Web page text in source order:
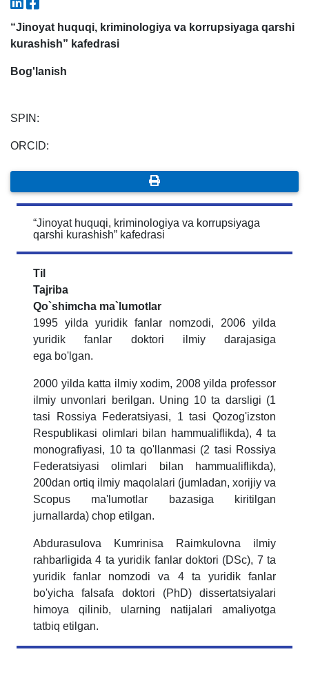
“Jinoyat huquqi, kriminologiya va korrupsiyaga qarshi
kurashish” kafedrasi
Bog'lanish
SPIN:
ORCID:
“Jinoyat huquqi, kriminologiya va korrupsiyaga
qarshi kurashish” kafedrasi
Til
Tajriba
Qo`shimcha ma`lumotlar
1995 yilda yuridik fanlar nomzodi, 2006 yilda
yuridik fanlar doktori ilmiy darajasiga
ega bo'lgan.
2000 yilda katta ilmiy xodim, 2008 yilda professor
ilmiy unvonlari berilgan. Uning 10 ta darsligi (1
tasi Rossiya Federatsiyasi, 1 tasi Qozog'izston
Respublikasi olimlari bilan hammualiflikda), 4 ta
monografiyasi, 10 ta qo'llanmasi (2 tasi Rossiya
Federatsiyasi olimlari bilan hammualiflikda),
200dan ortiq ilmiy maqolalari (jumladan, xorijiy va
Scopus ma'lumotlar bazasiga kiritilgan
jurnallarda) chop etilgan.
Abdurasulova Kumrinisa Raimkulovna ilmiy
rahbarligida 4 ta yuridik fanlar doktori (DSc), 7 ta
yuridik fanlar nomzodi va 4 ta yuridik fanlar
bo'yicha falsafa doktori (PhD) dissertatsiyalari
himoya qilinib, ularning natijalari amaliyotga
tatbiq etilgan.